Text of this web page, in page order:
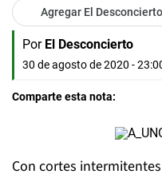
Agregar El
Por El Desconcierto
30 de agosto de 2020 -
Comparte esta nota:
Con cortes